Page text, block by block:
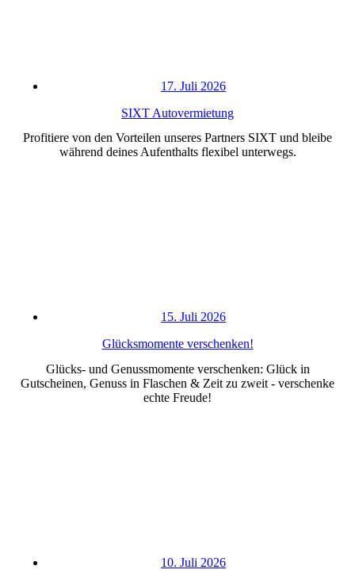
17. Juli 2026
SIXT Autovermietung
Profitiere von den Vorteilen unseres Partners SIXT und bleibe
während deines Aufenthalts flexibel unterwegs.
15. Juli 2026
Glücksmomente verschenken!
Glücks- und Genussmomente verschenken: Glück in
Gutscheinen, Genuss in Flaschen & Zeit zu zweit - verschenke
echte Freude!
10. Juli 2026